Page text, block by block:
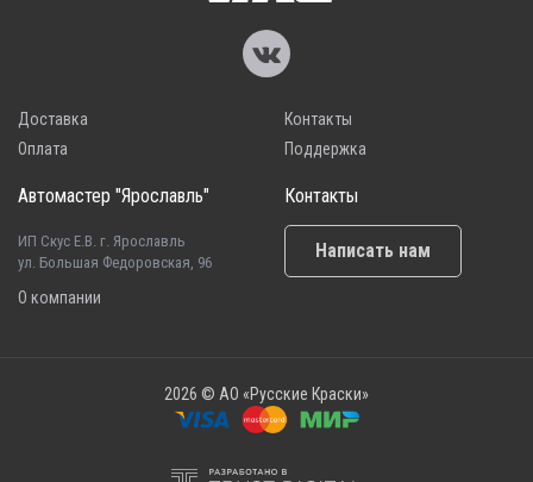
Доставка
Оплата
Контакты
Поддержка
Автомастер "Ярославль"
ИП Скус Е.В. г. Ярославль
ул. Большая Федоровская, 96
О компании
Контакты
Написать нам
2026 © АО «Русские Краски»